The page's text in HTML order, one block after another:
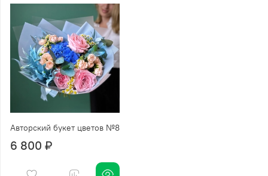
Авторский букет цветов №8
6 800 ₽